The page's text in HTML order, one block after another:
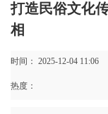
打造民俗文化
相
时间： 2025-12-04 11:06
热度：